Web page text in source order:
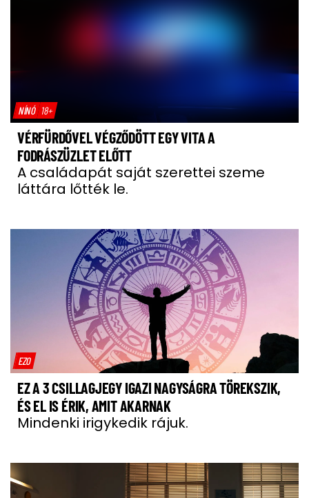
NÍNÓ 18+
VÉRFÜRDŐVEL VÉGZŐDÖTT EGY VITA A
FODRÁSZÜZLET ELŐTT
A családapát saját szerettei szeme
láttára lőtték le.
EZO
EZ A 3 CSILLAGJEGY IGAZI NAGYSÁGRA TÖREKSZIK,
ÉS EL IS ÉRIK, AMIT AKARNAK
Mindenki irigykedik rájuk.